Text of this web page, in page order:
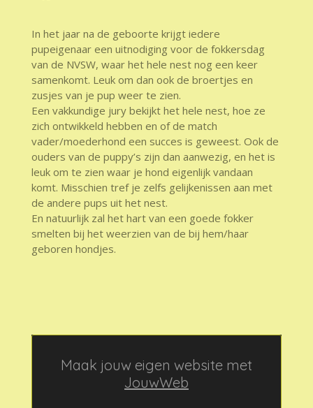
In het jaar na de geboorte krijgt iedere
pupeigenaar een uitnodiging voor de fokkersdag
van de NVSW, waar het hele nest nog een keer
samenkomt. Leuk om dan ook de broertjes en
zusjes van je pup weer te zien.
Een vakkundige jury bekijkt het hele nest, hoe ze
zich ontwikkeld hebben en of de match
vader/moederhond een succes is geweest. Ook de
ouders van de puppy’s zijn dan aanwezig, en het is
leuk om te zien waar je hond eigenlijk vandaan
komt. Misschien tref je zelfs gelijkenissen aan met
de andere pups uit het nest.
En natuurlijk zal het hart van een goede fokker
smelten bij het weerzien van de bij hem/haar
geboren hondjes.
Maak jouw eigen website met
JouwWeb